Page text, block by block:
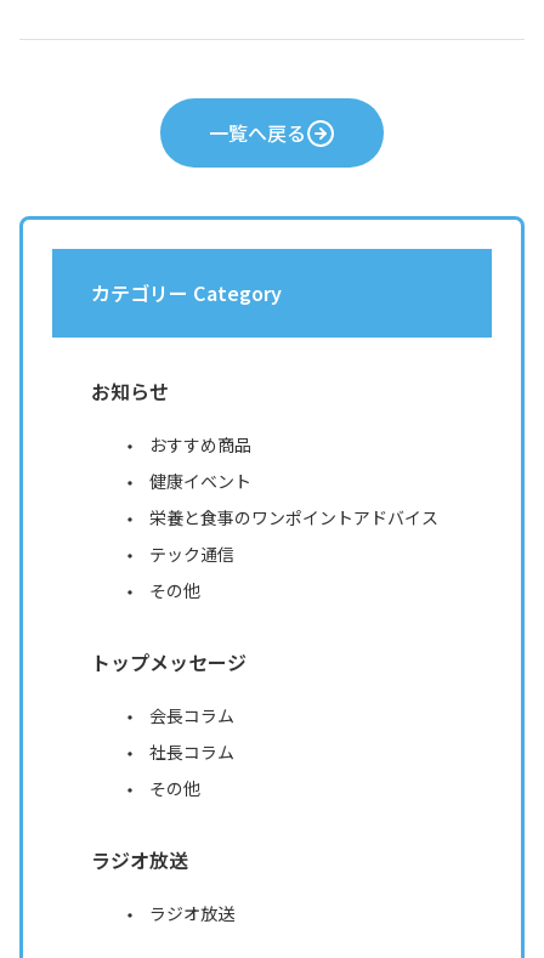
一覧へ戻る
カテゴリー Category
お知らせ
おすすめ商品
健康イベント
栄養と食事のワンポイントアドバイス
テック通信
その他
トップメッセージ
会長コラム
社長コラム
その他
ラジオ放送
ラジオ放送